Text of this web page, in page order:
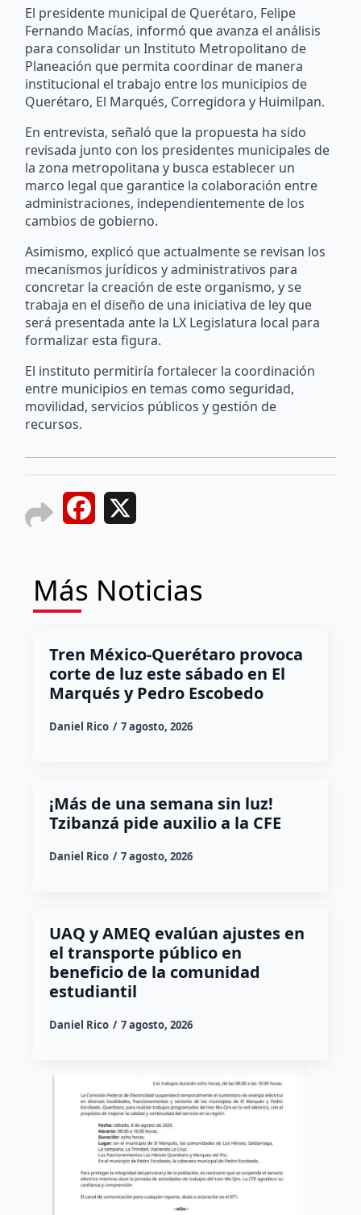
El presidente municipal de Querétaro, Felipe
Fernando Macías, informó que avanza el análisis
para consolidar un Instituto Metropolitano de
Planeación que permita coordinar de manera
institucional el trabajo entre los municipios de
Querétaro, El Marqués, Corregidora y Huimilpan.
En entrevista, señaló que la propuesta ha sido
revisada junto con los presidentes municipales de
la zona metropolitana y busca establecer un
marco legal que garantice la colaboración entre
administraciones, independientemente de los
cambios de gobierno.
Asimismo, explicó que actualmente se revisan los
mecanismos jurídicos y administrativos para
concretar la creación de este organismo, y se
trabaja en el diseño de una iniciativa de ley que
será presentada ante la LX Legislatura local para
formalizar esta figura.
El instituto permitiría fortalecer la coordinación
entre municipios en temas como seguridad,
movilidad, servicios públicos y gestión de
recursos.
Facebook
Más Noticias
Tren México-Querétaro provoca
corte de luz este sábado en El
Marqués y Pedro Escobedo
Daniel Rico 7 agosto, 2026
¡Más de una semana sin luz!
Tzibanzá pide auxilio a la CFE
Daniel Rico 7 agosto, 2026
UAQ y AMEQ evalúan ajustes en
el transporte público en
beneficio de la comunidad
estudiantil
Daniel Rico 7 agosto, 2026